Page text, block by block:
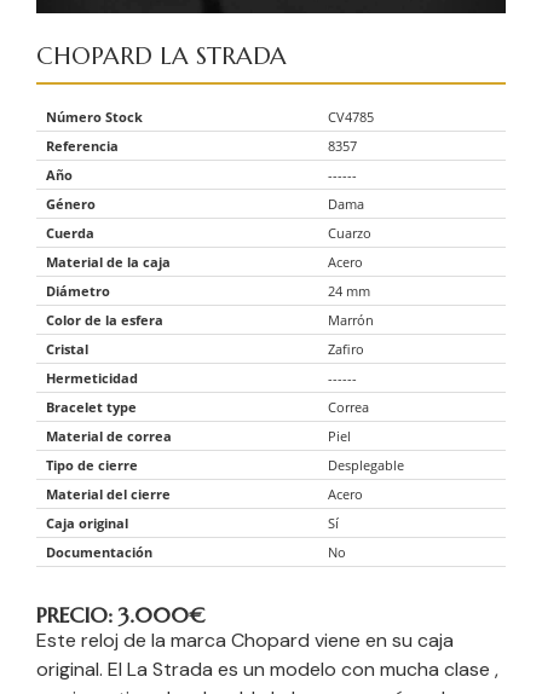
CHOPARD LA STRADA
Número Stock
CV4785
Referencia
8357
Año
------
Género
Dama
Cuerda
Cuarzo
Material de la caja
Acero
Diámetro
24 mm
Color de la esfera
Marrón
Cristal
Zafiro
Hermeticidad
------
Bracelet type
Correa
Material de correa
Piel
Tipo de cierre
Desplegable
Material del cierre
Acero
Caja original
Sí
Documentación
No
PRECIO: 3.000€
Este reloj de la marca Chopard viene en su caja
original. El La Strada es un modelo con mucha clase ,